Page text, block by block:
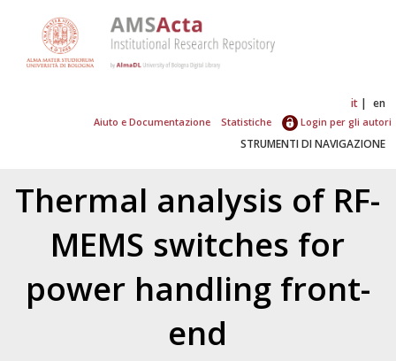
it en
Aiuto e Documentazione Statistiche Login per gli autori
STRUMENTI DI NAVIGAZIONE
Thermal analysis of RF-
MEMS switches for
power handling front-
end